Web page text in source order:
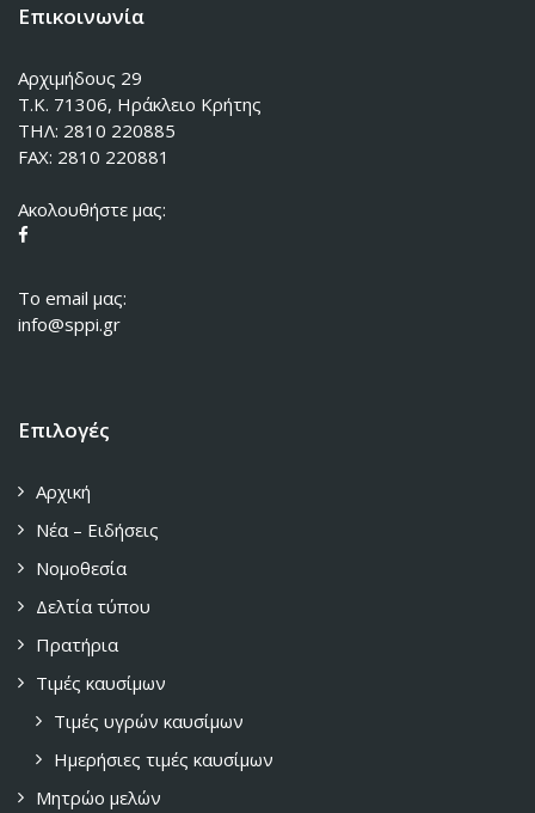
Επικοινωνία
Αρχιμήδους 29
Τ.Κ. 71306, Ηράκλειο Κρήτης
ΤΗΛ: 2810 220885
FAX: 2810 220881
Ακολουθήστε μας:
To email μας:
info@sppi.gr
Επιλογές
Αρχική
Νέα – Ειδήσεις
Νομοθεσία
Δελτία τύπου
Πρατήρια
Τιμές καυσίμων
Τιμές υγρών καυσίμων
Ημερήσιες τιμές καυσίμων
Μητρώο μελών